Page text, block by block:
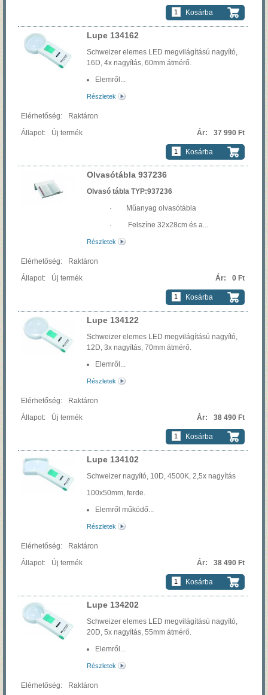
Kosárba
Lupe 134162
Schweizer elemes LED megvilágítású nagyító,
16D, 4x nagyítás, 60mm átmérő.
Elemről...
Részletek
Raktáron
Új termék
37 990 Ft
Kosárba
Olvasótábla 937236
Olvasó tábla TYP:937236
· Műanyag olvasótábla
· Felszíne 32x28cm és a...
Részletek
Raktáron
Új termék
0 Ft
Kosárba
Lupe 134122
Schweizer elemes LED megvilágítású nagyító,
12D, 3x nagyítás, 70mm átmérő.
Elemről...
Részletek
Raktáron
Új termék
38 490 Ft
Kosárba
Lupe 134102
Schweizer nagyító, 10D, 4500K, 2,5x nagyítás
100x50mm, ferde.
Elemről működő...
Részletek
Raktáron
Új termék
38 490 Ft
Kosárba
Lupe 134202
Schweizer elemes LED megvilágítású nagyító,
20D, 5x nagyítás, 55mm átmérő.
Elemről...
Részletek
Raktáron